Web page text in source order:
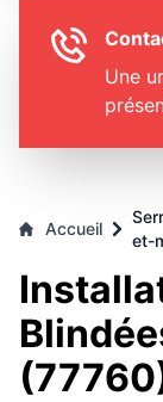
Une
Accueil
et-